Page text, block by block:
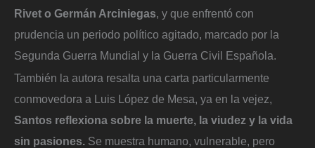
Rivet o Germán Arciniegas, y que enfrentó con
prudencia un periodo político agitado, marcado por la
Segunda Guerra Mundial y la Guerra Civil Española.
También la autora resalta una carta particularmente
conmovedora a Luis López de Mesa, ya en la vejez,
Santos reflexiona sobre la muerte, la viudez y la vida
sin pasiones. Se muestra humano, vulnerable, pero